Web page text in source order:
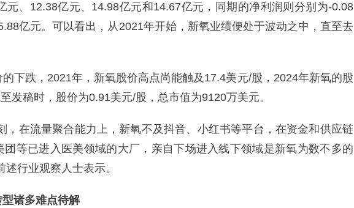
元、12.38亿元、14.98亿元和14.67亿元，同期的净利润则分别为-0.08
亿元。可以看出，从2021年开始，新氧业绩便处于波动之中，直至去
下跌，2021年，新氧股价高点尚能触及17.4美元/股，2024年新氧的股
发稿时，股价为0.91美元/股，总市值为9120万美元。
，在流量聚合能力上，新氧不及抖音、小红书等平台，在资金和供应链
等已进入医美领域的大厂，亲自下场进入线下领域是新氧为数不多的
行业观察人士表示。
诸多难点待解